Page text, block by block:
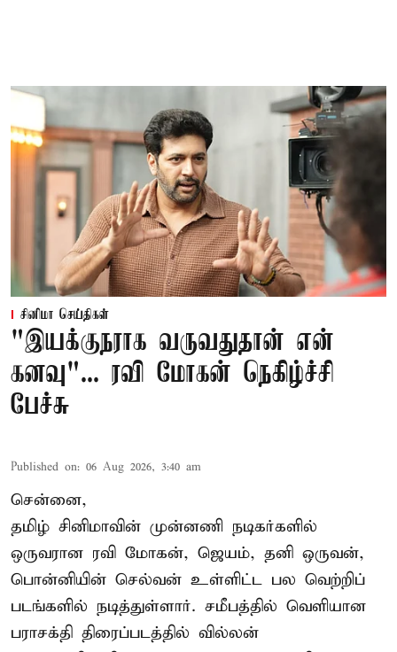
சினிமா செய்திகள்
"இயக்குநராக வருவதுதான் என்
கனவு"... ரவி மோகன் நெகிழ்ச்சி
பேச்சு
Published on: 06 Aug 2026, 3:40 am
சென்னை,
தமிழ் சினிமாவின் முன்னணி நடிகர்களில்
ஒருவரான ரவி மோகன், ஜெயம், தனி ஒருவன்,
பொன்னியின் செல்வன் உள்ளிட்ட பல வெற்றிப்
படங்களில் நடித்துள்ளார். சமீபத்தில் வெளியான
பராசக்தி திரைப்படத்தில் வில்லன்